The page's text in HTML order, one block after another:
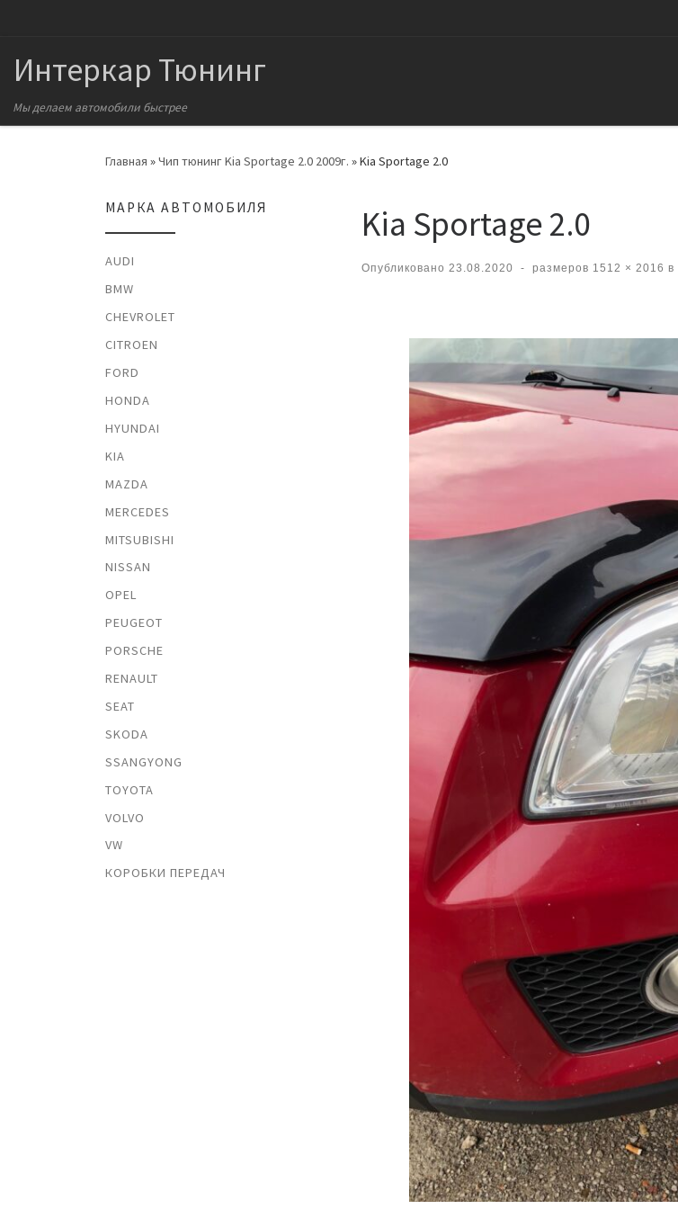
Интеркар Тюнинг
Мы делаем автомобили быстрее
Главная »Чип тюнинг Kia Sportage 2.0 2009г. »Kia Sportage 2.0
Kia Sportage 2.0
Опубликовано 23.08.2020 - размеров 1512 × 2016 в
МАРКА АВТОМОБИЛЯ
AUDI
BMW
CHEVROLET
CITROEN
FORD
HONDA
HYUNDAI
KIA
MAZDA
MERCEDES
MITSUBISHI
NISSAN
OPEL
PEUGEOT
PORSCHE
RENAULT
SEAT
SKODA
SSANGYONG
TOYOTA
VOLVO
VW
КОРОБКИ ПЕРЕДАЧ